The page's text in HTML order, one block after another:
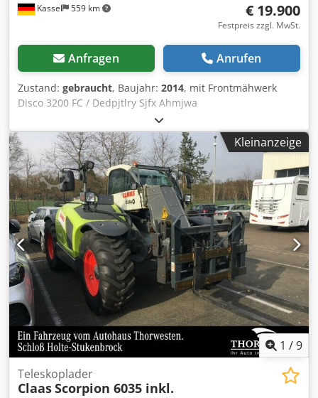
Kassel 559 km € 19.900
Festpreis zzgl. MwSt.
Anfragen Anrufen
Zustand: gebraucht, Baujahr: 2014, mit Frontmähwerk
Disco 3200 FC / Dedpjtlry Sjfx Ahmjwa
Kleinanzeige
1 /9
Teleskoplader
ClaasScorpion 6035 inkl.